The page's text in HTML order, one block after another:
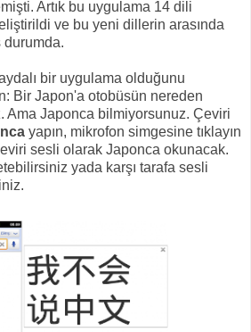
Artık bu uygulama 14 dili
ve bu yeni dillerin arasında
durumda.
bir uygulama olduğunu
Bir Japon'a otobüsün nereden
Ama Japonca bilmiyorsunuz. Çeviri
yapın, mikrofon simgesine tıklayın
sesli olarak Japonca okunacak.
yada karşı tarafa sesli